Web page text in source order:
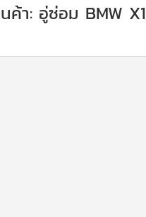
ค้า: อู่ซ่อม BMW X1